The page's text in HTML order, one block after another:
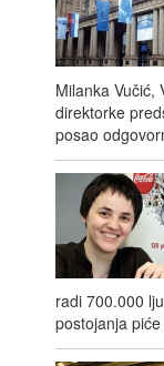
Milanka Vučić,
direktorke
posao
radi 700.000
postojanja